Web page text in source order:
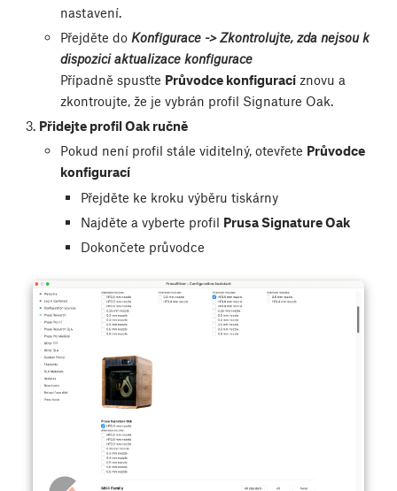
nastavení.
Přejděte do Konfigurace -> Zkontrolujte, zda nejsou k
dispozici aktualizace konfigurace
Případně spusťte Průvodce konfiguracíznovu a
zkontroujte, že je vybrán profil Signature Oak.
Přidejte profil Oak ručně
Pokud není profil stále viditelný, otevřete Průvodce
konfigurací
Přejděte ke kroku výběru tiskárny
Najděte a vyberte profil Prusa Signature Oak
Dokončete průvodce